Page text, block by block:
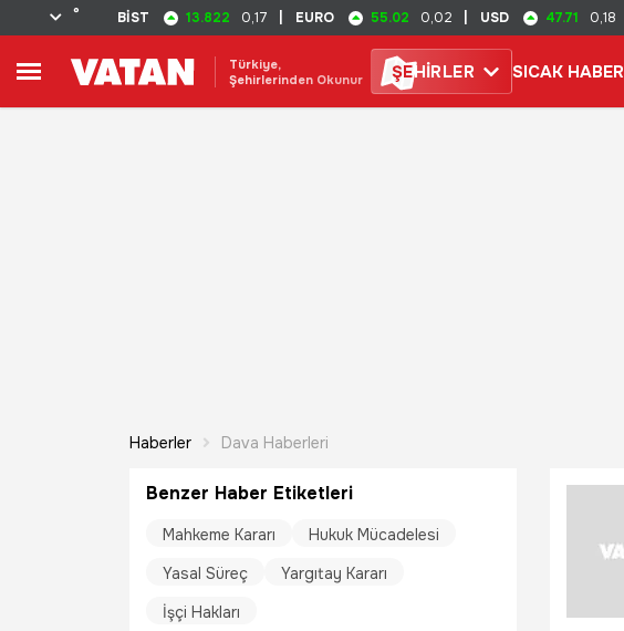
° BİST 13.822 0,17 EURO 55.02 0,02 USD 47.71 0,18
Türkiye,
Şehirlerinden Okunur
ŞEHİRLER SICAK HABER
Haberler Dava Haberleri
Benzer Haber Etiketleri
Mahkeme Kararı
Hukuk Mücadelesi
Yasal Süreç
Yargıtay Kararı
İşçi Hakları